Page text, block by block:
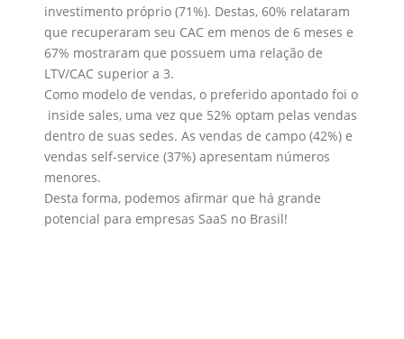
investimento próprio (71%). Destas, 60% relataram
que recuperaram seu CAC em menos de 6 meses e
67% mostraram que possuem uma relação de
LTV/CAC superior a 3.
Como modelo de vendas, o preferido apontado foi o
inside sales, uma vez que 52% optam pelas vendas
dentro de suas sedes. As vendas de campo (42%) e
vendas self-service (37%) apresentam números
menores.
Desta forma, podemos afirmar que há grande
potencial para empresas SaaS no Brasil!